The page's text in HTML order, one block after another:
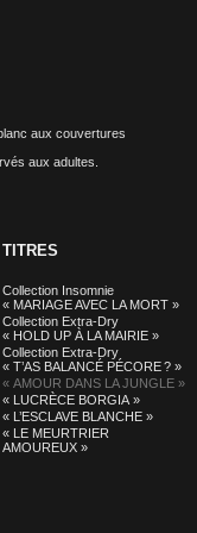
aux couvertures
aux adultes.
TITRES
Collection Insomnie
« MARIAGE AVEC LA MORT »
Collection Extra-Dry
« HOLD UP À LA MAIRIE »
Collection Extra-Dry
« T’AS BALANCÉ PÉCORE ? »
« AMOUR DANS LA JUNGLE »
« LUCRÈCE BORGIA »
« L’ESCLAVE BLANCHE »
« LE MEURTRIER
AMOUREUX »